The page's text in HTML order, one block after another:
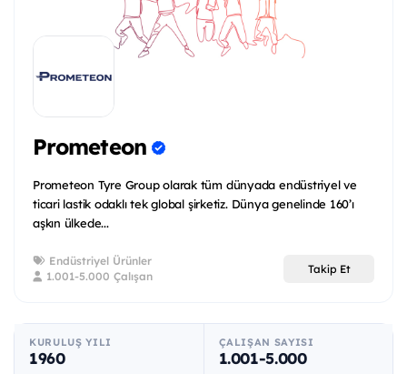
Prometeon
Prometeon Tyre Group olarak tüm dünyada endüstriyel ve
ticari lastik odaklı tek global şirketiz. Dünya genelinde 160’ı
aşkın ülkede...
Endüstriyel Ürünler
1.001-5.000 Çalışan
Takip Et
KURULUŞ YILI
1960
ÇALIŞAN SAYISI
1.001-5.000